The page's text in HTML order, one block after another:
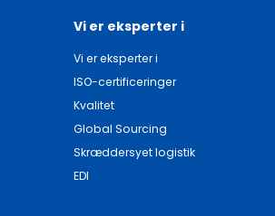
Vi er eksperter i
Vi er eksperter i
ISO-certificeringer
Kvalitet
Global Sourcing
Skræddersyet logistik
EDI